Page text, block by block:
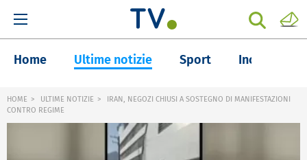
Home Ultime notizie Sport Inchieste
HOME ULTIME NOTIZIE
IRAN, NEGOZI CHIUSI A SOSTEGNO DI MANIFESTAZIONI
CONTRO REGIME